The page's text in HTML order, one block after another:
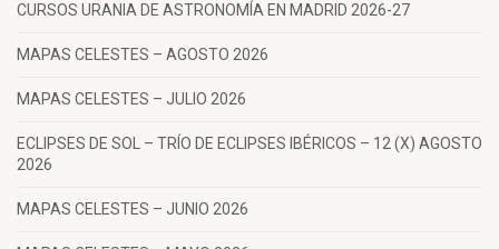
CURSOS URANIA DE ASTRONOMÍA EN MADRID 2026-27
MAPAS CELESTES – AGOSTO 2026
MAPAS CELESTES – JULIO 2026
ECLIPSES DE SOL – TRÍO DE ECLIPSES IBÉRICOS – 12 (X) AGOSTO
2026
MAPAS CELESTES – JUNIO 2026